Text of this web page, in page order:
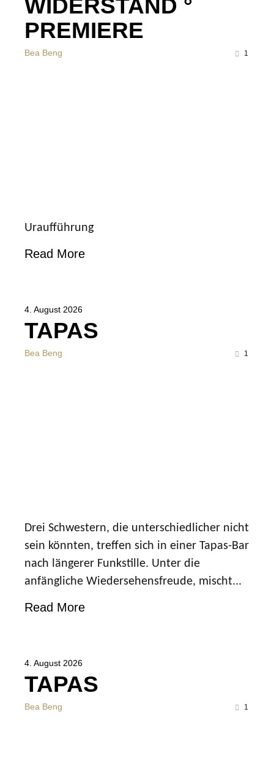
WIDERSTAND °
PREMIERE
Bea Beng 1
Uraufführung
Read More
4. August 2026
TAPAS
Bea Beng 1
Drei Schwestern, die unterschiedlicher nicht
sein könnten, treffen sich in einer Tapas-Bar
nach längerer Funkstille. Unter die
anfängliche Wiedersehensfreude, mischt...
Read More
4. August 2026
TAPAS
Bea Beng 1